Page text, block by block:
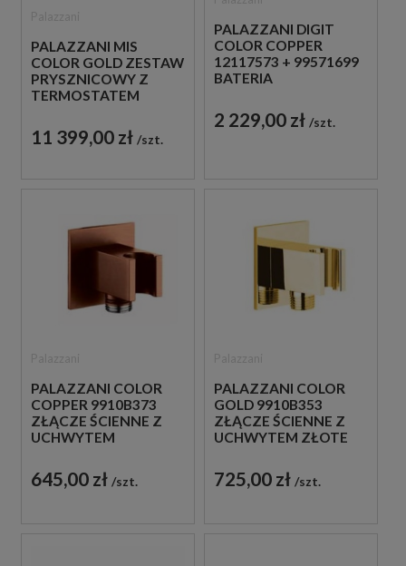
PALAZZANI MIS
COLOR GOLD ZESTAW
PRYSZNICOWY Z
TERMOSTATEM
11 399,00 zł szt.
PALAZZANI DIGIT
COLOR COPPER
12117573 + 99571699
BATERIA
MIEDZIANA
2 229,00 zł szt.
PALAZZANI COLOR
COPPER 9910B373
ZŁĄCZE ŚCIENNE Z
UCHWYTEM
645,00 zł szt.
PALAZZANI COLOR
GOLD 9910B353
ZŁĄCZE ŚCIENNE Z
UCHWYTEM ZŁOTE
725,00 zł szt.